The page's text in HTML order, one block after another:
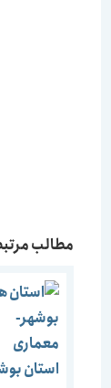
مطالب مرتبط: